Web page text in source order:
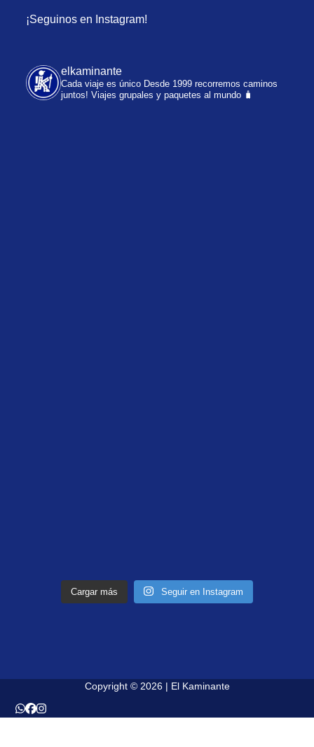
¡Seguinos en Instagram!
elkaminante
Cada viaje es único Desde 1999 recorremos caminos
juntos! Viajes grupales y paquetes al mundo 🧳
Cargar más Seguir en Instagram
Copyright © 2026 | El Kaminante